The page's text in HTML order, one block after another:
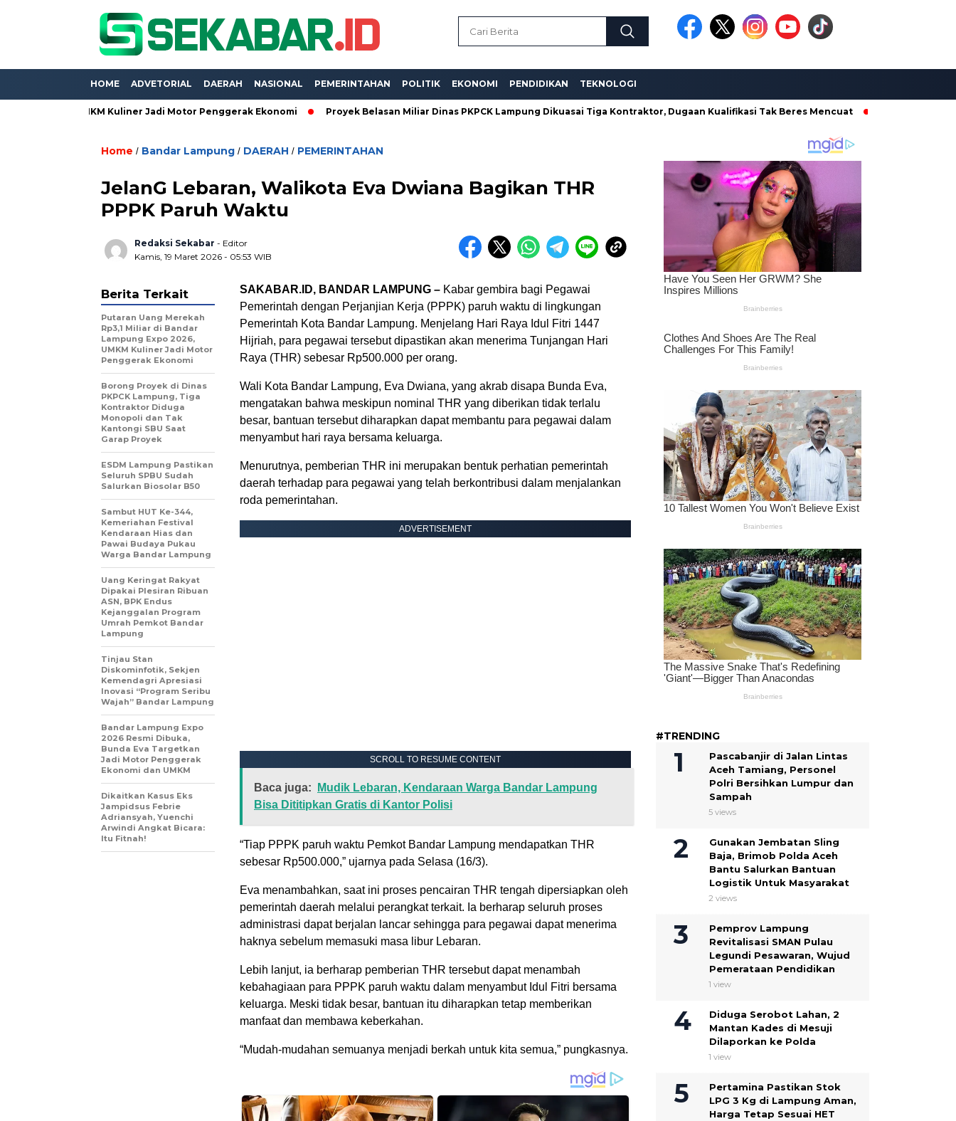
HOME ADVETORIAL DAERAH NASIONAL PEMERINTAHAN POLITIK EKONOMI PENDIDIKAN TEKNOLOGI
2026, UMKM Kuliner Jadi Motor Penggerak Ekonomi Proyek Belasan Miliar Dinas PKPCK Lampung Dikuasai Tiga Kontraktor, Dugaan Kualifikasi Tak Beres Mencuat Borong Proyek di
Home / Bandar Lampung / DAERAH / PEMERINTAHAN
JelanG Lebaran, Walikota Eva Dwiana Bagikan THR
PPPK Paruh Waktu
Redaksi Sekabar - Editor
Kamis, 19 Maret 2026 - 05:53 WIB
SAKABAR.ID, BANDAR LAMPUNG – Kabar gembira bagi Pegawai
Pemerintah dengan Perjanjian Kerja (PPPK) paruh waktu di lingkungan
Pemerintah Kota Bandar Lampung. Menjelang Hari Raya Idul Fitri 1447
Hijriah, para pegawai tersebut dipastikan akan menerima Tunjangan Hari
Raya (THR) sebesar Rp500.000 per orang.
Wali Kota Bandar Lampung, Eva Dwiana, yang akrab disapa Bunda Eva,
mengatakan bahwa meskipun nominal THR yang diberikan tidak terlalu
besar, bantuan tersebut diharapkan dapat membantu para pegawai dalam
menyambut hari raya bersama keluarga.
Menurutnya, pemberian THR ini merupakan bentuk perhatian pemerintah
daerah terhadap para pegawai yang telah berkontribusi dalam menjalankan
roda pemerintahan.
ADVERTISEMENT
SCROLL TO RESUME CONTENT
Baca juga:
Mudik Lebaran, Kendaraan Warga Bandar Lampung
Bisa Dititipkan Gratis di Kantor Polisi
“Tiap PPPK paruh waktu Pemkot Bandar Lampung mendapatkan THR
sebesar Rp500.000,” ujarnya pada Selasa (16/3).
Eva menambahkan, saat ini proses pencairan THR tengah dipersiapkan oleh
pemerintah daerah melalui perangkat terkait. Ia berharap seluruh proses
administrasi dapat berjalan lancar sehingga para pegawai dapat menerima
haknya sebelum memasuki masa libur Lebaran.
Lebih lanjut, ia berharap pemberian THR tersebut dapat menambah
kebahagiaan para PPPK paruh waktu dalam menyambut Idul Fitri bersama
keluarga. Meski tidak besar, bantuan itu diharapkan tetap memberikan
manfaat dan membawa keberkahan.
“Mudah-mudahan semuanya menjadi berkah untuk kita semua,” pungkasnya.
Berita Terkait
Putaran Uang Merekah
Rp3,1 Miliar di Bandar
Lampung Expo 2026,
UMKM Kuliner Jadi Motor
Penggerak Ekonomi
Borong Proyek di Dinas
PKPCK Lampung, Tiga
Kontraktor Diduga
Monopoli dan Tak
Kantongi SBU Saat
Garap Proyek
ESDM Lampung Pastikan
Seluruh SPBU Sudah
Salurkan Biosolar B50
Sambut HUT Ke-344,
Kemeriahan Festival
Kendaraan Hias dan
Pawai Budaya Pukau
Warga Bandar Lampung
Uang Keringat Rakyat
Dipakai Plesiran Ribuan
ASN, BPK Endus
Kejanggalan Program
Umrah Pemkot Bandar
Lampung
Tinjau Stan
Diskominfotik, Sekjen
Kemendagri Apresiasi
Inovasi “Program Seribu
Wajah” Bandar Lampung
Bandar Lampung Expo
2026 Resmi Dibuka,
Bunda Eva Targetkan
Jadi Motor Penggerak
Ekonomi dan UMKM
Dikaitkan Kasus Eks
Jampidsus Febrie
Adriansyah, Yuenchi
Arwindi Angkat Bicara:
Itu Fitnah!
#TRENDING
Pascabanjir di Jalan Lintas
Aceh Tamiang, Personel
Polri Bersihkan Lumpur dan
Sampah
5 views
Gunakan Jembatan Sling
Baja, Brimob Polda Aceh
Bantu Salurkan Bantuan
Logistik Untuk Masyarakat
2 views
Pemprov Lampung
Revitalisasi SMAN Pulau
Legundi Pesawaran, Wujud
Pemerataan Pendidikan
1 view
Diduga Serobot Lahan, 2
Mantan Kades di Mesuji
Dilaporkan ke Polda
1 view
Pertamina Pastikan Stok
LPG 3 Kg di Lampung Aman,
Harga Tetap Sesuai HET